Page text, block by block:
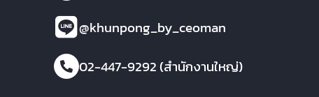
@khunpong_by_ceoman
02-447-9292 (สำนักงานใหญ่)